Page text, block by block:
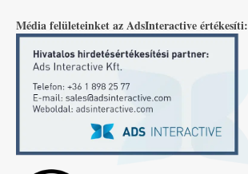
Média felületeinket az AdsInteractive értékesíti: